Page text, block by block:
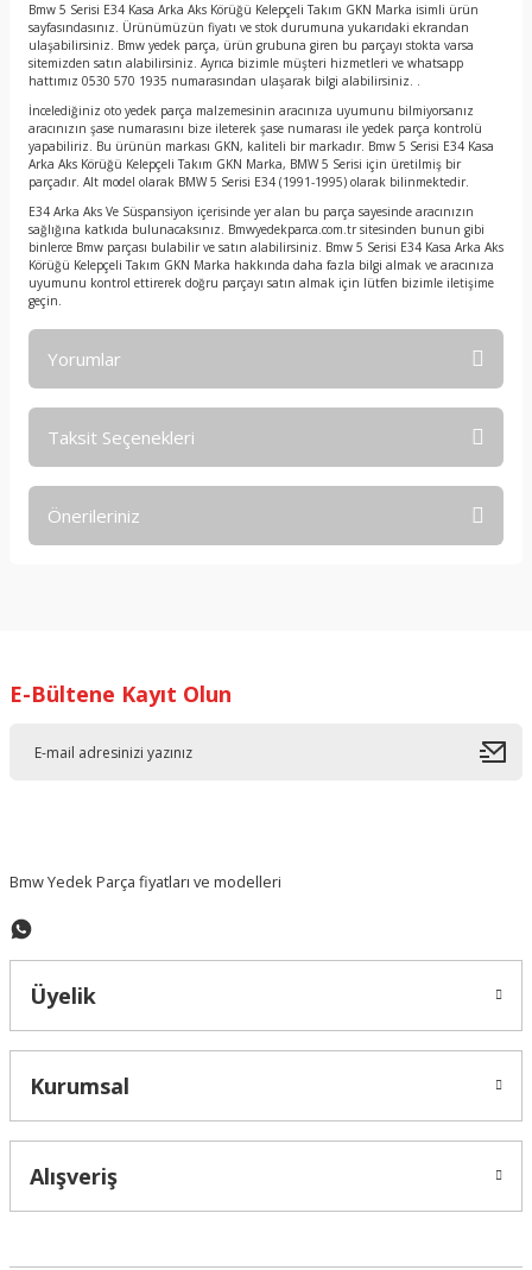
Bmw 5 Serisi E34 Kasa Arka Aks Körüğü Kelepçeli Takım GKN Marka isimli ürün
sayfasındasınız. Ürünümüzün fiyatı ve stok durumuna yukarıdaki ekrandan
ulaşabilirsiniz. Bmw yedek parça, ürün grubuna giren bu parçayı stokta varsa
sitemizden satın alabilirsiniz. Ayrıca bizimle müşteri hizmetleri ve whatsapp
hattımız 0530 570 1935 numarasından ulaşarak bilgi alabilirsiniz. .
İncelediğiniz oto yedek parça malzemesinin aracınıza uyumunu bilmiyorsanız
aracınızın şase numarasını bize ileterek şase numarası ile yedek parça kontrolü
yapabiliriz. Bu ürünün markası GKN, kaliteli bir markadır. Bmw 5 Serisi E34 Kasa
Arka Aks Körüğü Kelepçeli Takım GKN Marka, BMW 5 Serisi için üretilmiş bir
parçadır. Alt model olarak BMW 5 Serisi E34 (1991-1995) olarak bilinmektedir.
E34 Arka Aks Ve Süspansiyon içerisinde yer alan bu parça sayesinde aracınızın
sağlığına katkıda bulunacaksınız. Bmwyedekparca.com.tr sitesinden bunun gibi
binlerce Bmw parçası bulabilir ve satın alabilirsiniz. Bmw 5 Serisi E34 Kasa Arka Aks
Körüğü Kelepçeli Takım GKN Marka hakkında daha fazla bilgi almak ve aracınıza
uyumunu kontrol ettirerek doğru parçayı satın almak için lütfen bizimle iletişime
geçin.
Yorumlar
Taksit Seçenekleri
Önerileriniz
Ürün resmi kalitesiz, bozuk veya görüntülenemiyor.
E-Bültene Kayıt Olun
Bmw Yedek Parça fiyatları ve modelleri
Üyelik
Kurumsal
Alışveriş